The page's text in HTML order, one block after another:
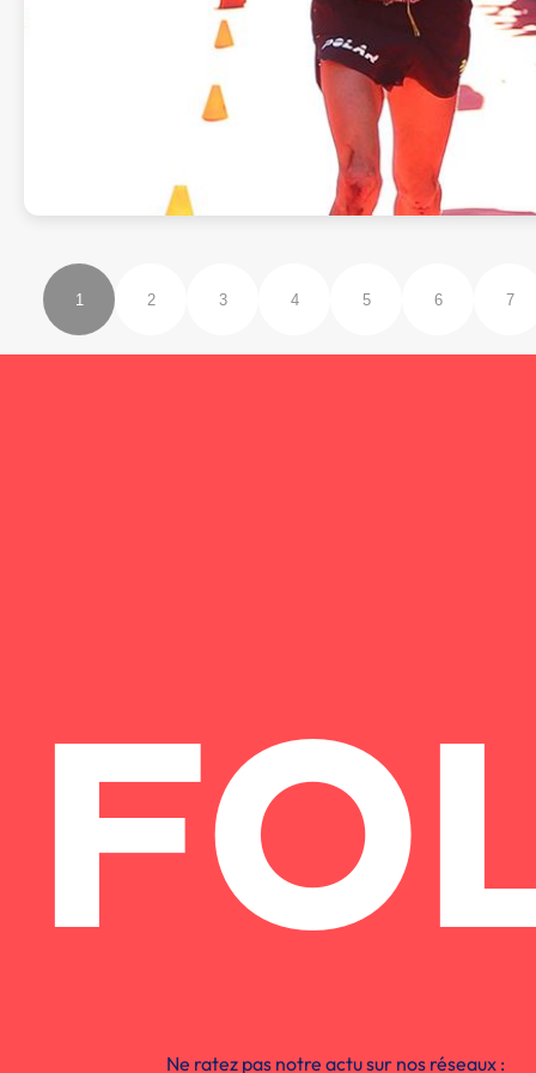
1 2 3 4 5 6 7
Ne ratez pas notre actu sur nos réseaux :